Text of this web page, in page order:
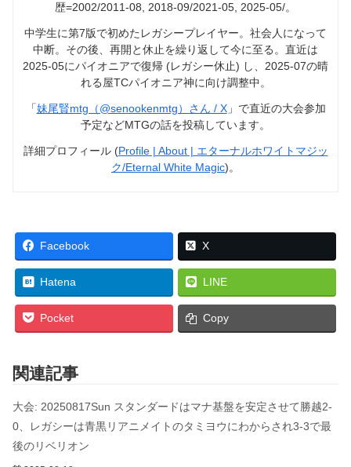
歴=2002/2011-08, 2018-09/2021-05, 2025-05/。
中学生に第7版で初めたレガシープレイヤー。社会人になって
中断。その後、再開と休止を繰り返して今に至る。直近は
2025-05にパイオニアで復帰 (レガシー休止) し、2025-07の晴
れる屋TCパイオニア神に向け調整中。
「妹尾賢mtg（@senookenmtg）さん / X」で直近の大会参加
予定などMTGの話を投稿しています。
詳細プロフィール (Profile | About | エターナルホワイトマジッ
ク/Eternal White Magic)。
Facebook X
Hatena LINE
Pocket Copy
関連記事
大会: 20250817Sun スタンダードはマナ基盤を安定させて勝越2-
0、レガシーは青黒リアニメイトのタミヨウにわからされ3-3で最
後のリベリオン